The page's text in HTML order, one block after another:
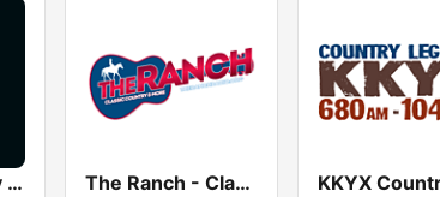
Classic Country Radio The Ranch - Classic Country